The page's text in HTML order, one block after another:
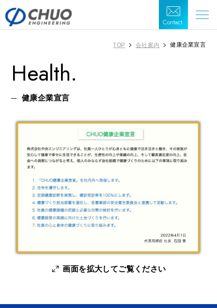
Contact.
TOP 会社案内 健康企業宣言
Health.
健康企業宣言
画面を拡大してご覧ください